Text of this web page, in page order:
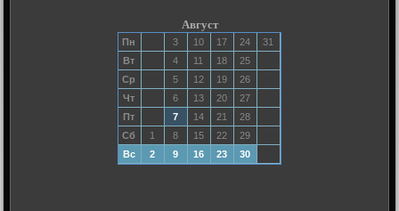
Август
Пн 3 10 17 24
31
Вт
4 11 18
25
Ср
5 12 19
26
Чт
6 13 20
27
Пт
7 14 21
28
Сб
1 8 15 22
29
Вс
2 9 16 23 30